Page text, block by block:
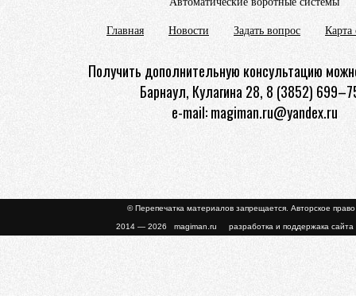
Главная Новости Задать вопрос Карта
Получить дополнительную консультацию
Барнаул, Кулагина 28, 8 (3852)
e-mail: magiman.ru@yandex.ru
© Перепечатка материалов запрещается. Авторское
2014 — 2026 magiman.ru разработка и поддержака сайта